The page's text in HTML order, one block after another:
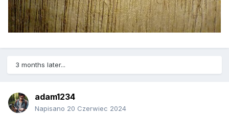
3 months later...
adam1234
Napisano 20 Czerwiec 2024